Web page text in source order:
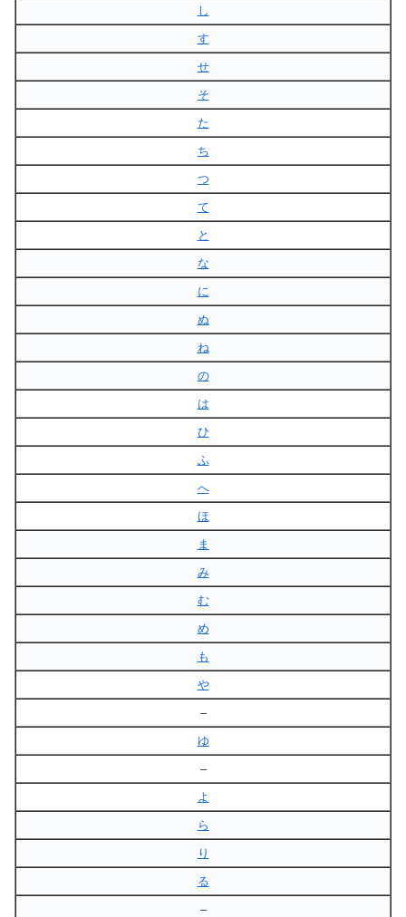
し
す
せ
そ
た
ち
つ
て
と
な
に
ぬ
ね
の
は
ひ
ふ
へ
ほ
ま
み
む
め
も
や
–
ゆ
–
よ
ら
り
る
–